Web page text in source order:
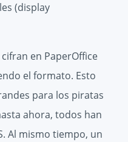
(display
en PaperOffice
el formato. Esto
para los piratas
ahora, todos han
Al mismo tiempo, un